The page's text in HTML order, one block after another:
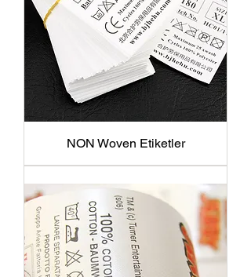
NON Woven Etiketler